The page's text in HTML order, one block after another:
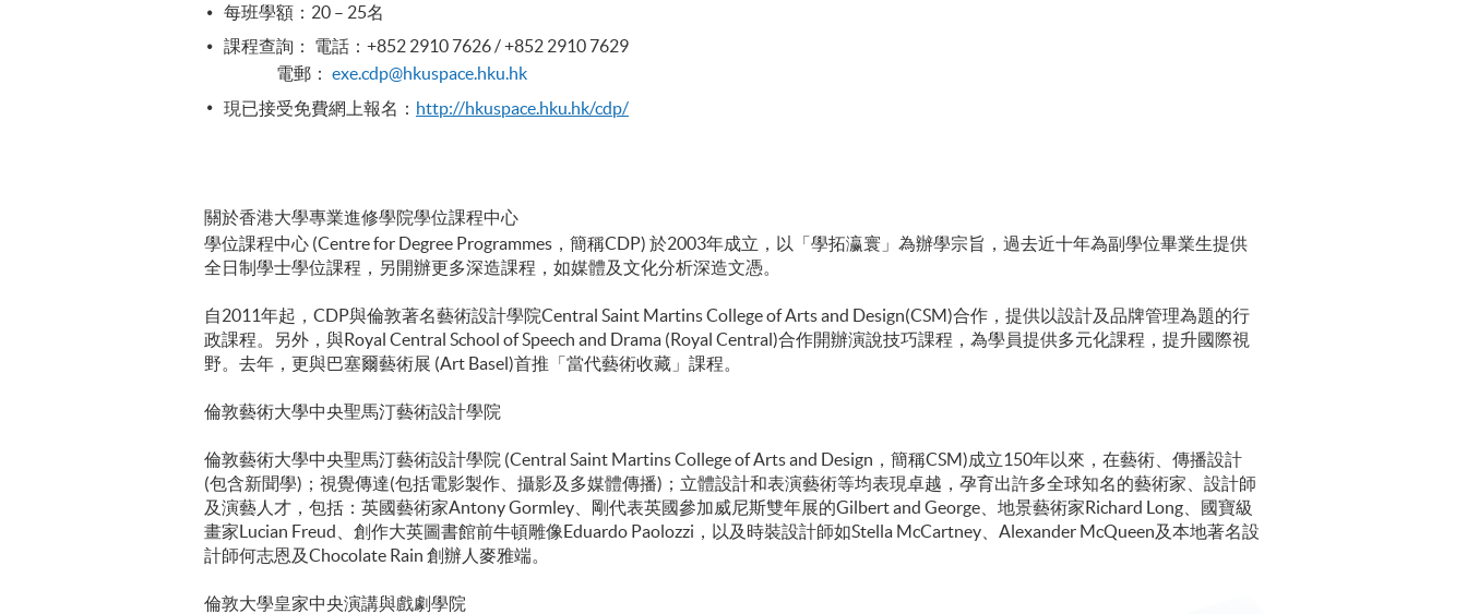
每班學額：20 – 25名
課程查詢： 電話：+852 2910 7626 / +852 2910 7629
電郵： exe.cdp@hkuspace.hku.hk
現已接受免費網上報名： http://hkuspace.hku.hk/cdp/
關於香港大學專業進修學院學位課程中心
學位課程中心 (Centre for Degree Programmes，簡稱CDP) 於2003年成立，以「學拓瀛寰」為辦學宗旨，過去近十年為副學位畢業生提供
全日制學士學位課程，另開辦更多深造課程，如媒體及文化分析深造文憑。
自2011年起，CDP與倫敦著名藝術設計學院Central Saint Martins College of Arts and Design(CSM)合作，提供以設計及品牌管理為題的行
政課程。另外，與Royal Central School of Speech and Drama (Royal Central)合作開辦演說技巧課程，為學員提供多元化課程，提升國際視
野。去年，更與巴塞爾藝術展 (Art Basel)首推「當代藝術收藏」課程。
倫敦藝術大學中央聖馬汀藝術設計學院
倫敦藝術大學中央聖馬汀藝術設計學院 (Central Saint Martins College of Arts and Design，簡稱CSM)成立150年以來，在藝術、傳播設計
(包含新聞學)；視覺傳達(包括電影製作、攝影及多媒體傳播)；立體設計和表演藝術等均表現卓越，孕育出許多全球知名的藝術家、設計師
及演藝人才，包括：英國藝術家Antony Gormley、剛代表英國參加威尼斯雙年展的Gilbert and George、地景藝術家Richard Long、國寶級
畫家Lucian Freud、創作大英圖書館前牛頓雕像Eduardo Paolozzi，以及時裝設計師如Stella McCartney、Alexander McQueen及本地著名設
計師何志恩及Chocolate Rain 創辦人麥雅端。
倫敦大學皇家中央演講與戲劇學院